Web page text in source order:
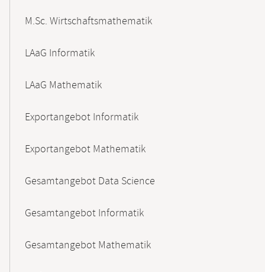
M.Sc. Wirtschaftsmathematik
LAaG Informatik
LAaG Mathematik
Exportangebot Informatik
Exportangebot Mathematik
Gesamtangebot Data Science
Gesamtangebot Informatik
Gesamtangebot Mathematik